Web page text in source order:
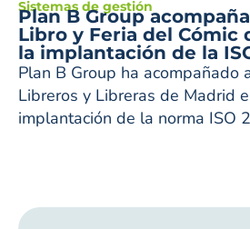
Sistemas de gestión
Plan B Group
Libro y Feria del Cómic
la implantación de la
Plan B Group ha acompañado
Libreros y Libreras de Madrid
implantación de la norma ISO